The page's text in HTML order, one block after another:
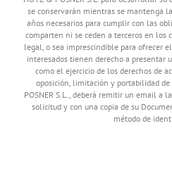
se conservarán mientras se mantenga
años necesarios para cumplir con las
comparten ni se ceden a terceros en los
legal, o sea imprescindible para ofrecer
interesados tienen derecho a presentar
como el ejercicio de los derechos de
oposición, limitación y portabilidad de
POSNER S.L., deberá remitir un email a
solicitud y con una copia de su
método de